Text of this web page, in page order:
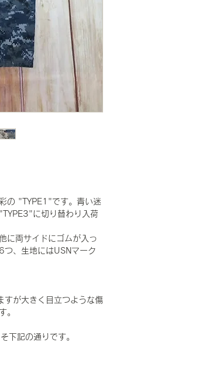
の "TYPE1"です。青い迷
に切り替わり入荷
に両サイドにゴムが入っ
、生地にはUSNマーク
が大きく目立つような傷
。
下記の通りです。